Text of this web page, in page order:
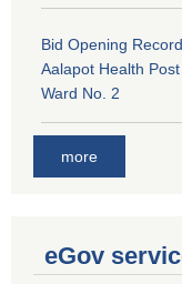
Bid Opening
Aalapot Health
Ward No. 2
more
eGov